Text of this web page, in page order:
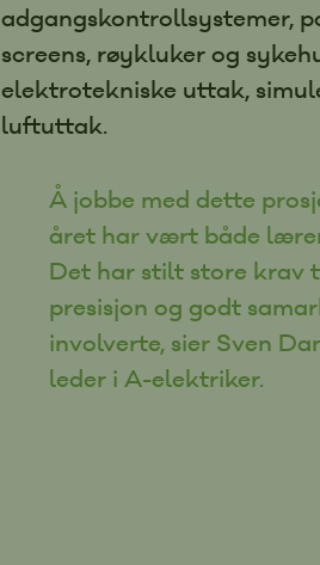
adgangskontrollsystemer,
screens, røykluker og
elektrotekniske uttak,
luftuttak.
Å jobbe med dette
året har vært både
Det har stilt store krav
presisjon og godt
involverte, sier Sven
leder i A-elektriker.